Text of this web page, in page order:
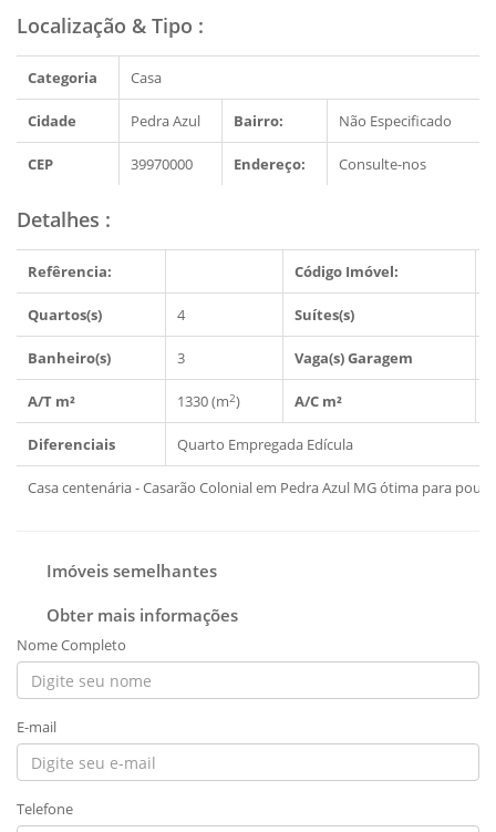
Localização & Tipo :
Categoria Casa
Cidade Pedra Azul Bairro: Não Especificado
CEP 39970000 Endereço: Consulte-nos
Detalhes :
Refêrencia: Código Imóvel:
Quartos(s) 4 Suítes(s)
Banheiro(s) 3 Vaga(s) Garagem
A/T m² 1330 (m2) A/C m²
Diferenciais Quarto Empregada Edícula
Casa centenária - Casarão Colonial em Pedra Azul MG ótima para
Imóveis semelhantes
Obter mais informações
Nome Completo
E-mail
Telefone